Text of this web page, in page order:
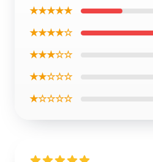
★★★★★
★★★★☆
★★★☆☆
★★☆☆☆
★☆☆☆☆